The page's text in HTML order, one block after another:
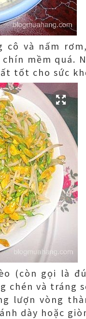
cô và nấm
mềm quá.
tốt cho sức
(còn gọi là
chén và tráng
lượn vòng
dày hoặc